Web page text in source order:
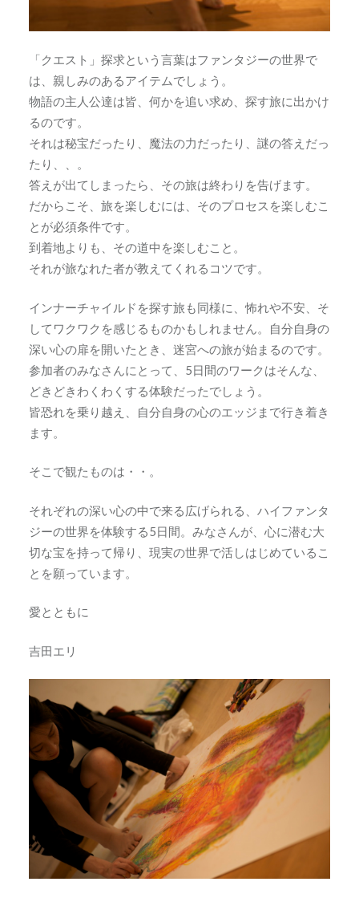
「クエスト」探求という言葉はファンタジーの世界で
は、親しみのあるアイテムでしょう。
物語の主人公達は皆、何かを追い求め、探す旅に出かけ
るのです。
それは秘宝だったり、魔法の力だったり、謎の答えだっ
たり、、。
答えが出てしまったら、その旅は終わりを告げます。
だからこそ、旅を楽しむには、そのプロセスを楽しむこ
とが必須条件です。
到着地よりも、その道中を楽しむこと。
それが旅なれた者が教えてくれるコツです。
インナーチャイルドを探す旅も同様に、怖れや不安、そ
してワクワクを感じるものかもしれません。自分自身の
深い心の扉を開いたとき、迷宮への旅が始まるのです。
参加者のみなさんにとって、5日間のワークはそんな、
どきどきわくわくする体験だったでしょう。
皆恐れを乗り越え、自分自身の心のエッジまで行き着き
ます。
そこで観たものは・・。
それぞれの深い心の中で来る広げられる、ハイファンタ
ジーの世界を体験する5日間。みなさんが、心に潜む大
切な宝を持って帰り、現実の世界で活しはじめているこ
とを願っています。
愛とともに
吉田エリ